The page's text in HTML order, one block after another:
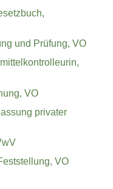
und Prüfung, VO
VO
privater
VO